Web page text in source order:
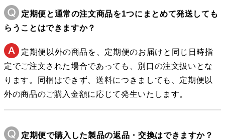
定期便と通常の注文商品を1つにまとめて発送しても
らうことはできますか？
定期便以外の商品を、定期便のお届けと同じ日時指
定でご注文された場合であっても、別口の注文扱いとな
ります。同梱はできず、送料につきましても、定期便以
外の商品のご購入金額に応じて発生いたします。
定期便で購入した製品の返品・交換はできますか？